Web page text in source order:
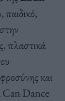
πλαστικά
και
Can Dance